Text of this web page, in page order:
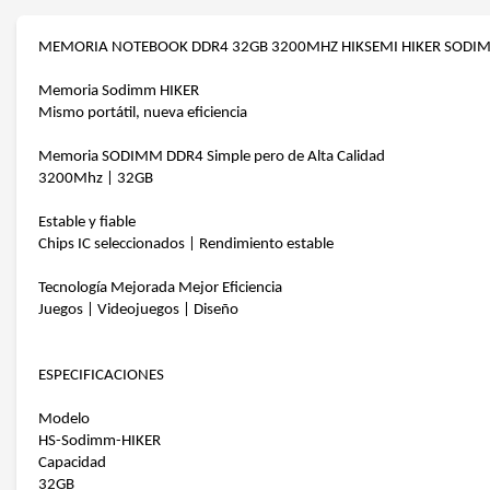
MEMORIA NOTEBOOK DDR4 32GB 3200MHZ HIKSEMI HIKER
Memoria Sodimm HIKER
Mismo portátil, nueva eficiencia
Memoria SODIMM DDR4 Simple pero de Alta Calidad
3200Mhz | 32GB
Estable y fiable
Chips IC seleccionados | Rendimiento estable
Tecnología Mejorada Mejor Eficiencia
Juegos | Videojuegos | Diseño
ESPECIFICACIONES
Modelo
HS-Sodimm-HIKER
Capacidad
32GB